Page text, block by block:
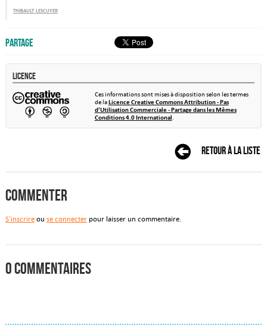
thibault lescuyer
Partage
Licence
Ces informations sont mises à disposition selon les termes
de laLicence Creative Commons Attribution - Pas
d’Utilisation Commerciale - Partage dans les Mêmes
Conditions 4.0 International.
Retour à la liste
Commenter
S'inscrireou se connecterpour laisser un commentaire.
0 commentaires